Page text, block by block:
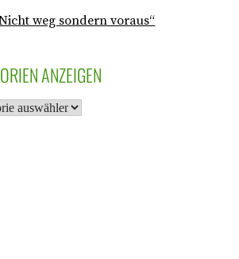
weg sondern voraus“
ANZEIGEN